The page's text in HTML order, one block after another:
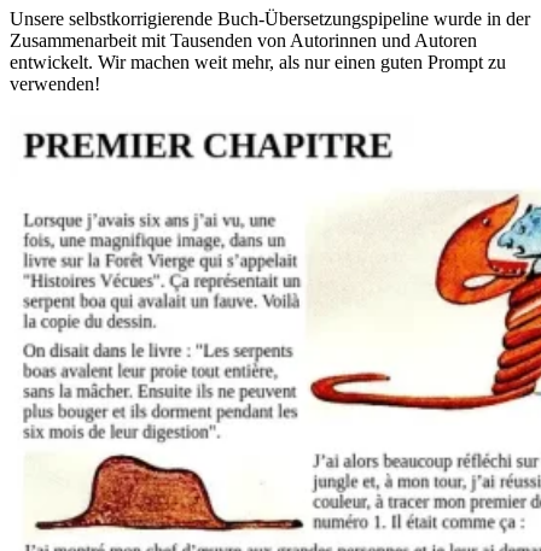
Unsere selbstkorrigierende Buch-Übersetzungspipeline wurde in der
Zusammenarbeit mit Tausenden von Autorinnen und Autoren
entwickelt. Wir machen weit mehr, als nur einen guten Prompt zu
verwenden!